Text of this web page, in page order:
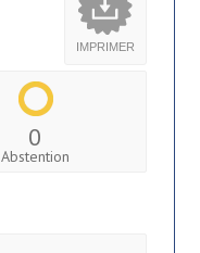
IMPRIMER
0
Abstention